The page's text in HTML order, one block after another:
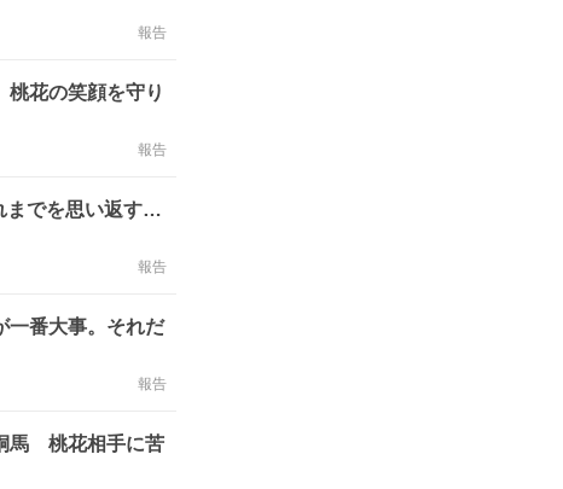
報告
花の笑顔を守り
報告
までを思い返す…
報告
一番大事。それだ
報告
馬 桃花相手に苦